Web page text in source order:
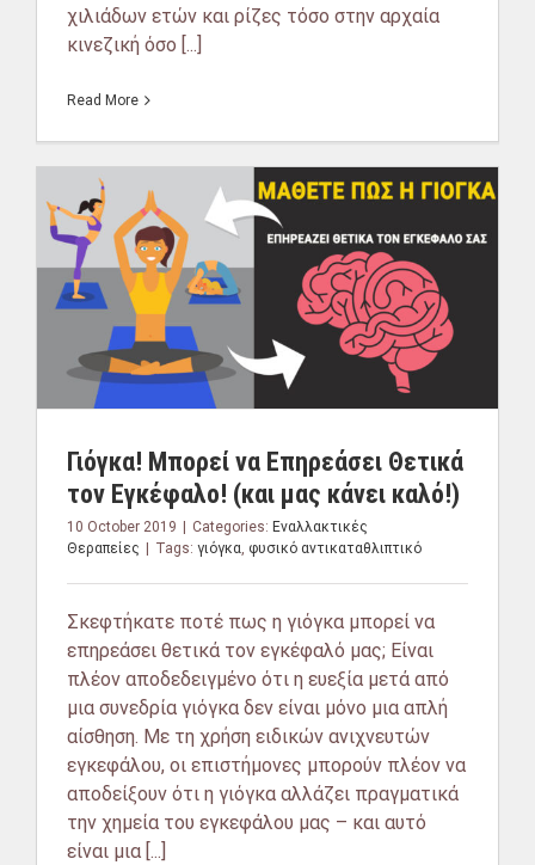
χιλιάδων ετών και ρίζες τόσο στην αρχαία
κινεζική όσο [...]
Read More
Γιόγκα! Μπορεί να Επηρεάσει Θετικά
τον Εγκέφαλο! (και μας κάνει καλό!)
10 October 2019 Categories: Εναλλακτικές
Θεραπείες
Tags: γιόγκα, φυσικό αντικαταθλιπτικό
Σκεφτήκατε ποτέ πως η γιόγκα μπορεί να
επηρεάσει θετικά τον εγκέφαλό μας; Είναι
πλέον αποδεδειγμένο ότι η ευεξία μετά από
μια συνεδρία γιόγκα δεν είναι μόνο μια απλή
αίσθηση. Με τη χρήση ειδικών ανιχνευτών
εγκεφάλου, οι επιστήμονες μπορούν πλέον να
αποδείξουν ότι η γιόγκα αλλάζει πραγματικά
την χημεία του εγκεφάλου μας – και αυτό
είναι μια [...]